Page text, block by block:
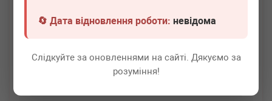
🔄 Дата відновлення роботи:невідома
Слідкуйте за оновленнями на сайті. Дякуємо за
розуміння!
Немає в наявності
Докладніше